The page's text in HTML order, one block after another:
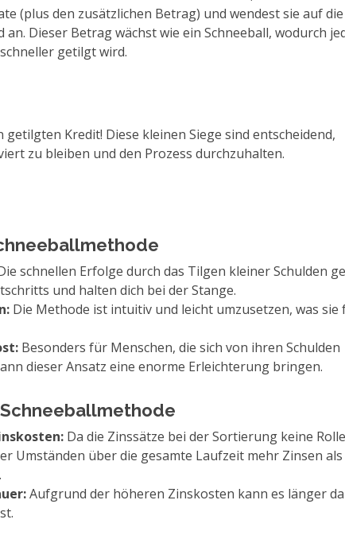
(plus den zusätzlichen Betrag) und wendest sie auf die
Dieser Betrag wächst wie ein Schneeball, wodurch
getilgt wird.
getilgten Kredit! Diese kleinen Siege sind entscheidend,
zu bleiben und den Prozess durchzuhalten.
schnellen Erfolge durch das Tilgen kleiner Schulden
und halten dich bei der Stange.
Die Methode ist intuitiv und leicht umzusetzen, was sie
Besonders für Menschen, die sich von ihren Schulden
dieser Ansatz eine enorme Erleichterung bringen.
Da die Zinssätze bei der Sortierung keine Rolle
Umständen über die gesamte Laufzeit mehr Zinsen als
Aufgrund der höheren Zinskosten kann es länger